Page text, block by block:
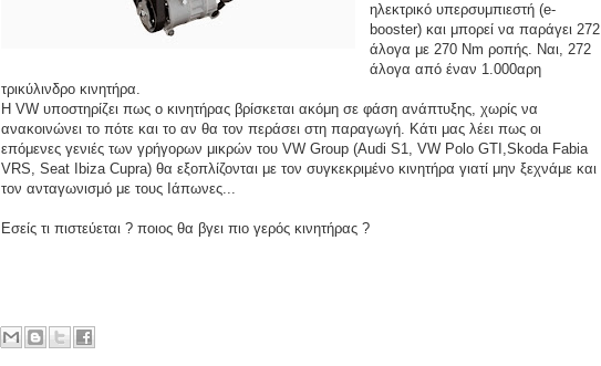
ηλεκτρικό υπερσυμπιεστή (e-
booster) και μπορεί να παράγει 272
άλογα με 270 Nm ροπής. Ναι, 272
άλογα από έναν 1.000αρη
τρικύλινδρο κινητήρα.
Η VW υποστηρίζει πως ο κινητήρας βρίσκεται ακόμη σε φάση ανάπτυξης, χωρίς να
ανακοινώνει το πότε και το αν θα τον περάσει στη παραγωγή. Κάτι μας λέει πως οι
επόμενες γενιές των γρήγορων μικρών του VW Group (Audi S1, VW Polo GTI,Skoda Fabia
VRS, Seat Ibiza Cupra) θα εξοπλίζονται με τον συγκεκριμένο κινητήρα γιατί μην ξεχνάμε και
τον ανταγωνισμό με τους Ιάπωνες...
Εσείς τι πιστεύεται ? ποιος θα βγει πιο γερός κινητήρας ?